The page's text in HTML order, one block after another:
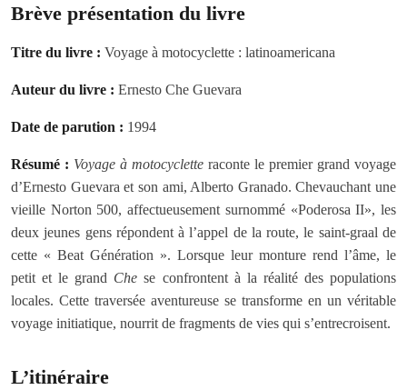
Brève présentation du livre
Titre du livre : Voyage à motocyclette : latinoamericana
Auteur du livre : Ernesto Che Guevara
Date de parution : 1994
Résumé : Voyage à motocyclette raconte le premier grand voyage
d’Ernesto Guevara et son ami, Alberto Granado. Chevauchant une
vieille Norton 500, affectueusement surnommé «Poderosa II», les
deux jeunes gens répondent à l’appel de la route, le saint-graal de
cette « Beat Génération ». Lorsque leur monture rend l’âme, le
petit et le grand Che se confrontent à la réalité des populations
locales. Cette traversée aventureuse se transforme en un véritable
voyage initiatique, nourrit de fragments de vies qui s’entrecroisent.
L’itinéraire